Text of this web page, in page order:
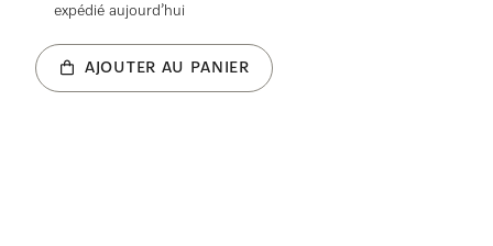
expédié aujourd’hui
AJOUTER AU PANIER